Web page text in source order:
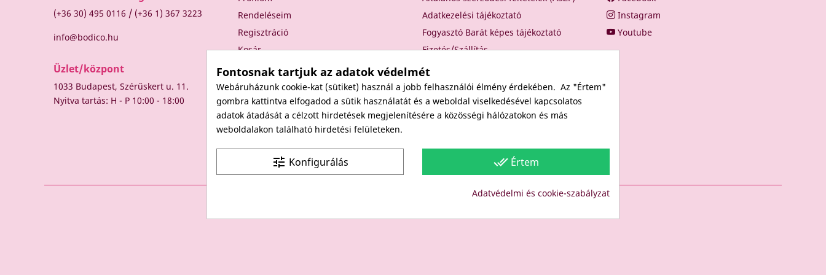
(+36 30) 495 0116 / (+36 1) 367 3223
info@bodico.hu
Üzlet/központ
1033 Budapest, Szérűskert u. 11.
Nyitva tartás: H - P 10:00 - 18:00
Rendeléseim
Regisztráció
Kosár
Adatkezelési tájékoztató
Fogyasztó Barát képes tájékoztató
Fizetés/Szállítás
Elállási nyilatkozat
Elállás a szerződéstől
Rólunk
Kapcsolat
Instagram
Youtube
Site protected by reCAPTCHA. Terms
Fontosnak tartjuk az adatok védelmét
Webáruházunk cookie-kat (sütiket) használ a jobb felhasználói élmény érdekében. Az "Értem"
gombra kattintva elfogadod a sütik használatát és a weboldal viselkedésével kapcsolatos
adatok átadását a célzott hirdetések megjelenítésére a közösségi hálózatokon és más
weboldalakon található hirdetési felületeken.
done_all Értem
tune Konfigurálás
Adatvédelmi és cookie-szabályzat